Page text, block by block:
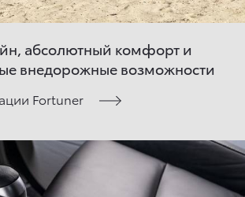
абсолютный комфорт и
внедорожные возможности
Fortuner